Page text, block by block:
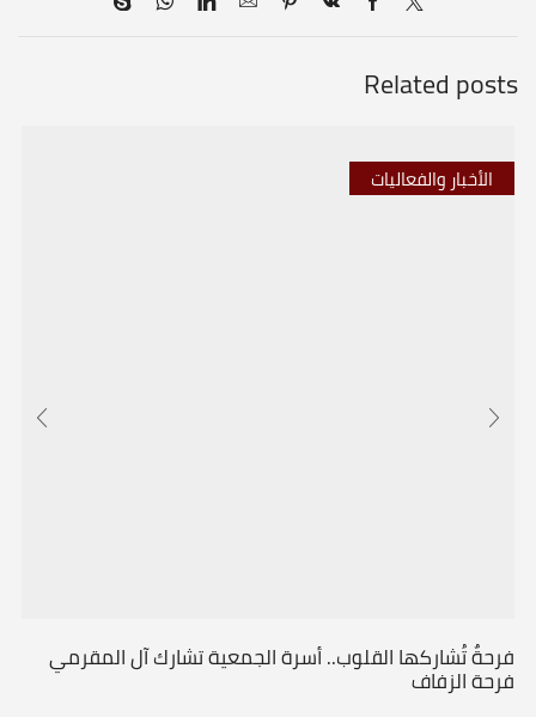
Related posts
الأخبار والفعاليات
فرحةٌ تُشاركها القلوب.. أسرة الجمعية تشارك آل المقرمي
فرحة الزفاف